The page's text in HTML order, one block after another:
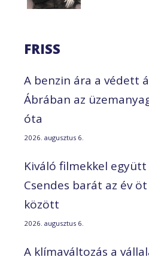
FRISS
A benzin ára a védett
Ábrában az
óta
2026. augusztus 6.
Kiváló filmekkel együtt
Csendes barát az év
között
2026. augusztus 6.
A klímaváltozás a